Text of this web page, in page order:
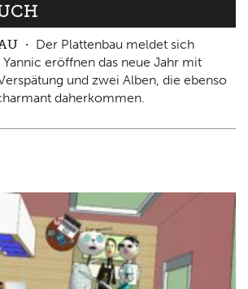
Der Plattenbau meldet sich
eröffnen das neue Jahr mit
und zwei Alben, die ebenso
daherkommen.